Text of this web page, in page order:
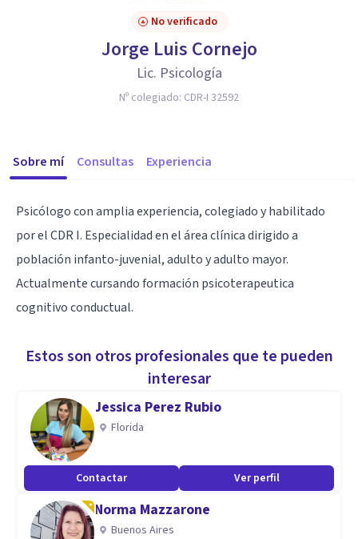
No verificado
Jorge Luis Cornejo
Lic. Psicología
Nº colegiado: CDR-I 32592
Sobre mí Consultas Experiencia
Psicólogo con amplia experiencia, colegiado y habilitado
por el CDR I. Especialidad en el área clínica dirigido a
población infanto-juvenial, adulto y adulto mayor.
Actualmente cursando formación psicoterapeutica
cognitivo conductual.
Estos son otros profesionales que te pueden
interesar
Jessica Perez Rubio
Florida
Contactar Ver perfil
Norma Mazzarone
Buenos Aires